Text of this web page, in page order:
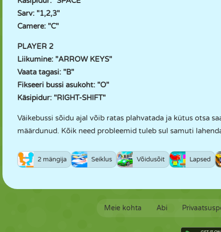
Sarv: "1,2,3"
Camere: "C"
PLAYER 2
Liikumine: "ARROW KEYS"
Vaata tagasi: "B"
Fikseeri bussi asukoht: "O"
Käsipidur: "RIGHT-SHIFT"
Väikebussi sõidu ajal võib ratas plahvatada ja kütus otsa
määrdunud. Kõik need probleemid tuleb sul samuti
2 mängija Seiklus Võidusõit Lapsed
Meie kohta Abi